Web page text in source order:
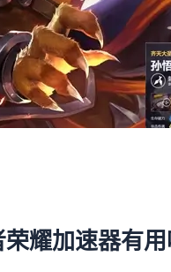
耀加速器有用